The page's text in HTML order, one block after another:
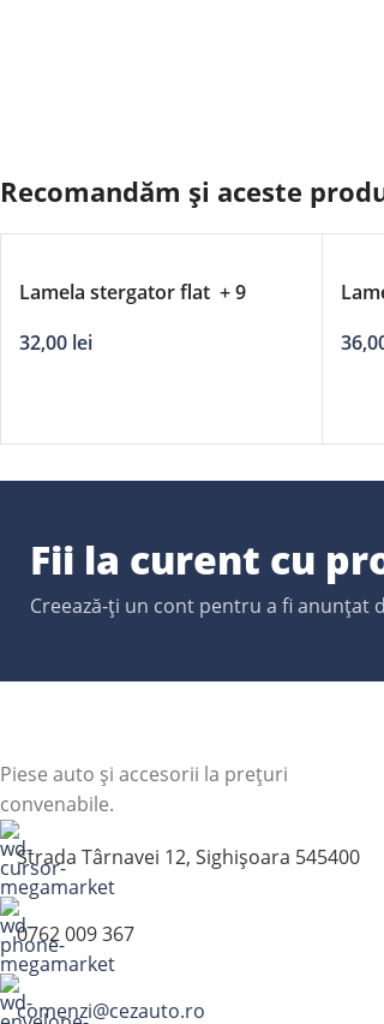
Recomandăm și aceste
Lamela stergator flat + 9
32,00 lei
Fii la curent cu
Creează-ți un cont pentru a fi
Piese auto și accesorii la prețuri
convenabile.
Strada Târnavei 12, Sighișoara 545400
0762 009 367
comenzi@cezauto.ro